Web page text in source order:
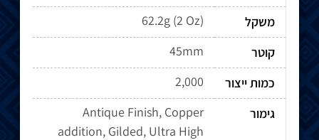
משקל
62.2g (2 Oz)
קוטר
45mm
כמות ייצור
2,000
גימור
Antique Finish, Copper
addition, Gilded, Ultra High